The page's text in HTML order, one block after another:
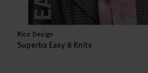
Hersteller:
Rico Design
Superba Easy 8 Knits